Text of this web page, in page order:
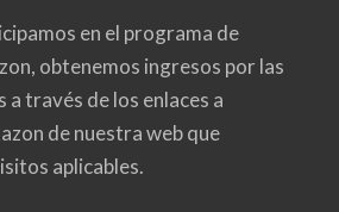
en el programa de
obtenemos ingresos por las
a través de los enlaces a
de nuestra web que
aplicables.